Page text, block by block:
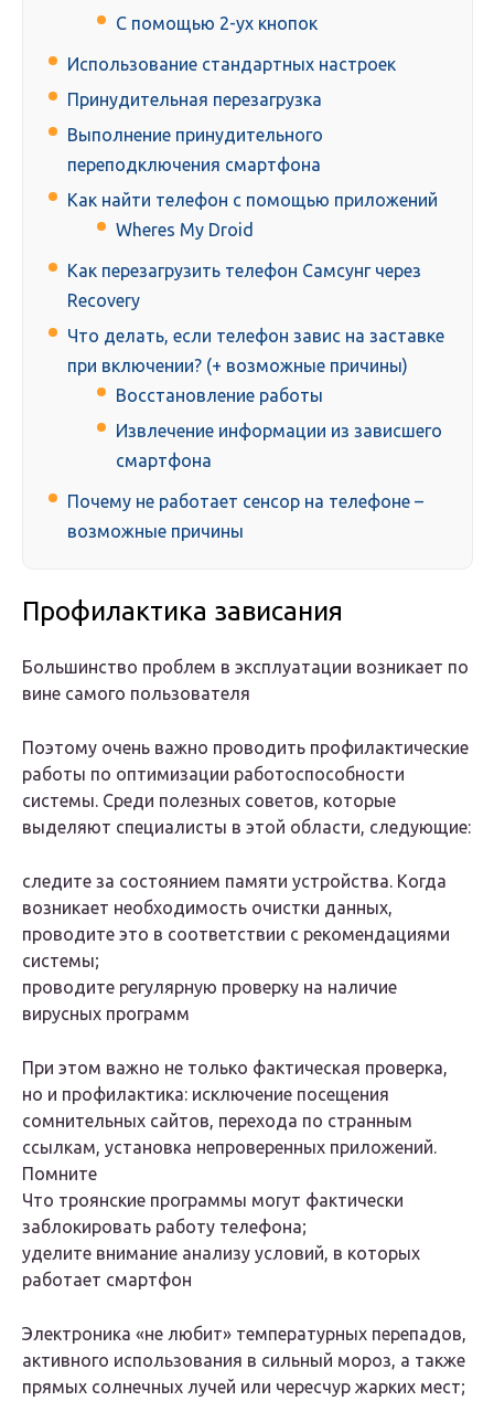
С помощью 2-ух кнопок
Использование стандартных настроек
Принудительная перезагрузка
Выполнение принудительного
переподключения смартфона
Как найти телефон с помощью приложений
Wheres My Droid
Как перезагрузить телефон Самсунг через
Recovery
Что делать, если телефон завис на заставке
при включении? (+ возможные причины)
Восстановление работы
Извлечение информации из зависшего
смартфона
Почему не работает сенсор на телефоне –
возможные причины
Профилактика зависания
Большинство проблем в эксплуатации возникает по
вине самого пользователя
Поэтому очень важно проводить профилактические
работы по оптимизации работоспособности
системы. Среди полезных советов, которые
выделяют специалисты в этой области, следующие:
следите за состоянием памяти устройства. Когда
возникает необходимость очистки данных,
проводите это в соответствии с рекомендациями
системы;
проводите регулярную проверку на наличие
вирусных программ
При этом важно не только фактическая проверка,
но и профилактика: исключение посещения
сомнительных сайтов, перехода по странным
ссылкам, установка непроверенных приложений.
Помните
Что троянские программы могут фактически
заблокировать работу телефона;
уделите внимание анализу условий, в которых
работает смартфон
Электроника «не любит» температурных перепадов,
активного использования в сильный мороз, а также
прямых солнечных лучей или чересчур жарких мест;